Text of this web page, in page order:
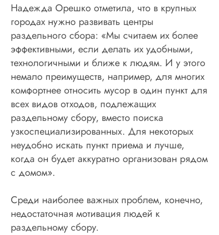
Надежда Орешко отметила, что в крупных
городах нужно развивать центры
раздельного сбора: «Мы считаем их более
эффективными, если делать их удобными,
технологичными и ближе к людям. И у этого
немало преимуществ, например, для многих
комфортнее относить мусор в один пункт для
всех видов отходов, подлежащих
раздельному сбору, вместо поиска
узкоспециализированных. Для некоторых
неудобно искать пункт приема и лучше,
когда он будет аккуратно организован рядом
с домом».
Среди наиболее важных проблем, конечно,
недостаточная мотивация людей к
раздельному сбору.